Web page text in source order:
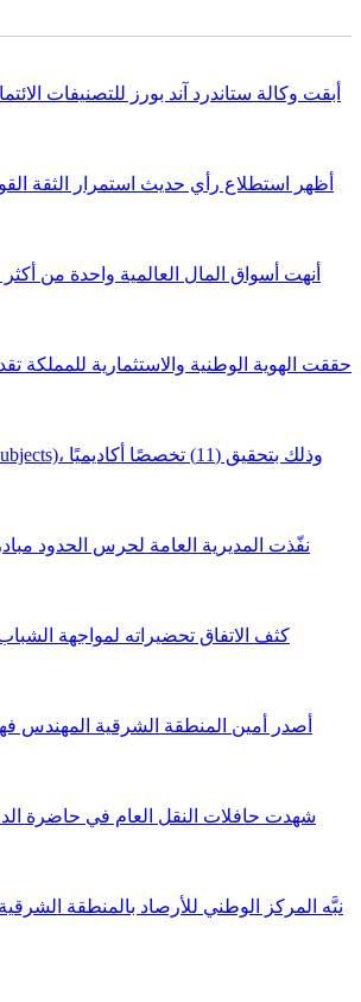
أنهت أسواق المال العالمية واحدة من
نفّذت المديرية العامة لحرس الحدود
أصدر أمين المنطقة الشرقية المهندس
نبَّه المركز الوطني للأرصاد بالمنطقة